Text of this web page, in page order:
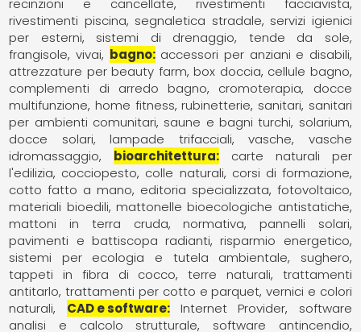
recinzioni e cancellate
rivestimenti facciavista
rivestimenti piscina segnaletica stradale servizi igienici
per esterni
sistemi di drenaggio
tende da sole,
frangisole vivai bagno accessori per anziani e disabili
attrezzature per beauty farm box doccia cellule bagno
complementi di arredo bagno
cromoterapia
docce
multifunzione home fitness rubinetterie sanitari sanitari
per ambienti comunitari saune e bagni turchi solarium,
docce solari, lampade trifacciali
vasche
vasche
idromassaggio
bioarchitettura
carte naturali per
l'edilizia cocciopesto colle naturali corsi di formazione
cotto fatto a mano editoria specializzata fotovoltaico
materiali bioedili mattonelle bioecologiche antistatiche
mattoni in terra cruda
normativa
pannelli solari
pavimenti e battiscopa radianti risparmio energetico
sistemi per ecologia e tutela ambientale
sughero
tappeti in fibra di cocco
terre naturali
trattamenti
antitarlo trattamenti per cotto e parquet vernici e colori
naturali
CAD e software Internet Provider
software
analisi e calcolo strutturale
software antincendio